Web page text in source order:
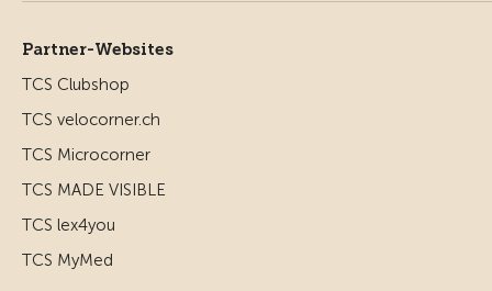
Partner-Websites
TCS Clubshop
TCS velocorner.ch
TCS Microcorner
TCS MADE VISIBLE
TCS lex4you
TCS MyMed